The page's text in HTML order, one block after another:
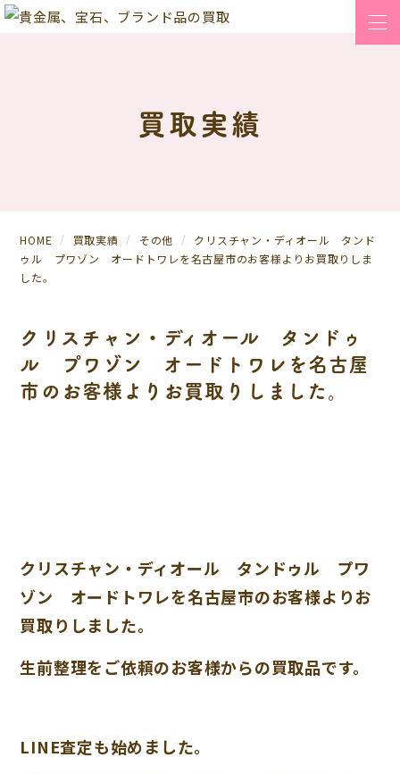
買取実績
HOME 買取実績 その他
クリスチャン・ディオール タンド
ゥル プワゾン オードトワレを名古屋市のお客様よりお買取りしま
した。
クリスチャン・ディオール タンドゥ
ル プワゾン オードトワレを名古屋
市のお客様よりお買取りしました。
クリスチャン・ディオール タンドゥル プワ
ゾン オードトワレを名古屋市のお客様よりお
買取りしました。
生前整理をご依頼のお客様からの買取品です。
LINE査定も始めました。